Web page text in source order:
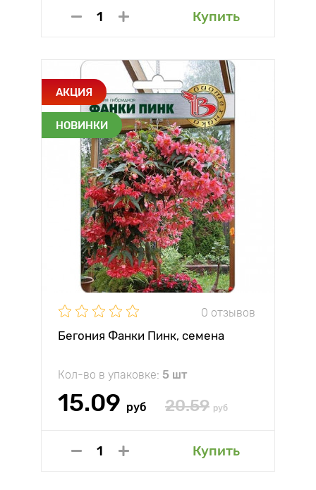
Купить
АКЦИЯ
НОВИНКИ
0 отзывов
Бегония Фанки Пинк, семена
Кол-во в упаковке: 5 шт
15.09 руб 20.59 руб
Купить